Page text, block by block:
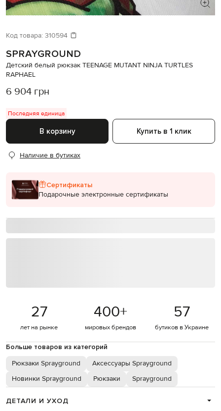
Код товара: 310594
SPRAYGROUND
Детский белый рюкзак TEENAGE MUTANT NINJA TURTLES
RAPHAEL
6 904 грн
Последняя единица
В корзину Купить в 1 клик
Наличие в бутиках
Сертификаты
Подарочные электронные сертификаты
27
лет на рынке
400+
мировых брендов
57
бутиков в Украине
Больше товаров из категорий
Рюкзаки Sprayground
Аксессуары Sprayground
Новинки Sprayground
Рюкзаки Sprayground
ДЕТАЛИ И УХОД